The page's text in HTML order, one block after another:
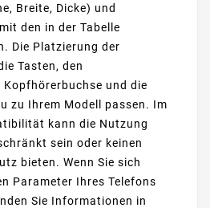
Breite, Dicke) und
den in der Tabelle
Die Platzierung der
Tasten, den
Kopfhörerbuchse und die
zu Ihrem Modell passen. Im
kann die Nutzung
sein oder keinen
bieten. Wenn Sie sich
Parameter Ihres Telefons
Sie Informationen in